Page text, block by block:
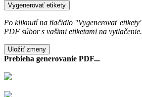
Vygenerovať etikety
Po kliknutí na tlačidlo "Vygenerovať
PDF súbor s vašimi etiketami na vytlačenie.
Uložiť zmeny
Prebieha generovanie PDF...